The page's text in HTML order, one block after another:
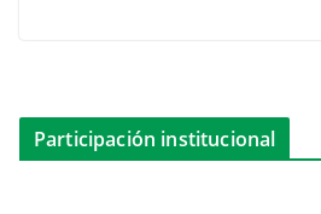
Participación institucional